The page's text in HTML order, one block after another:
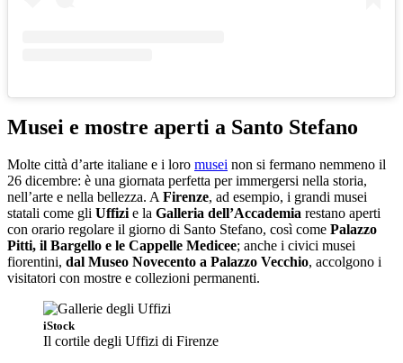
Musei e mostre aperti a Santo Stefano
Molte città d’arte italiane e i loro musei non si fermano nemmeno il
26 dicembre: è una giornata perfetta per immergersi nella storia,
nell’arte e nella bellezza. AFirenze, ad esempio, i grandi musei
statali come gli Uffizie la Galleria dell’Accademia restano aperti
con orario regolare il giorno di Santo Stefano, così come Palazzo
Pitti, il Bargello e le Cappelle Medicee; anche i civici musei
fiorentini, dal Museo Novecento a Palazzo Vecchio, accolgono i
visitatori con mostre e collezioni permanenti.
iStock
Il cortile degli Uffizi di Firenze